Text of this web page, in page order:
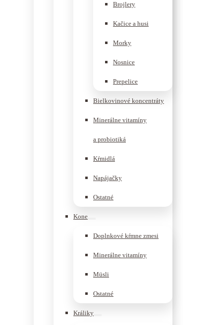
Brojlery
Kačice a husi
Morky
Nosnice
Prepelice
Bielkovinové koncentráty
Minerálne vitamíny
a probiotiká
Kŕmidlá
Napájačky
Ostatné
Kone
Doplnkové kŕmne zmesi
Minerálne vitamíny
Müsli
Ostatné
Králiky